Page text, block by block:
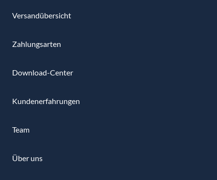
Versandübersicht
Zahlungsarten
Download-Center
Kundenerfahrungen
Team
Über uns